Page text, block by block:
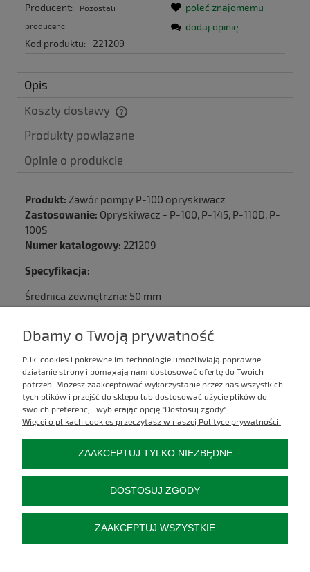
Producent:
Pozostali
producenci
Kod produktu: 221209
poleć znajomemu
dodaj opinię
Opis
Koszty dostawy
Cena nie zawiera ewentualnych kosztów płatności
Produkty powiązane
Produkt: Zawór pompy P-100 opryskiwacz
Zastosowanie: Opryskiwacz - P-100, P-145, P-110D, P-
100S
Numer katalogowy: 221209
Specyfikacja:
Średnica zewnętrzna: 50 mm
Wysokość: 40 mm
Kontakt
Informacje
Moje konto
Płatności i dostawa
Pozostałe
O firmie
Dbamy o Twoją prywatność
Pliki cookies i pokrewne im technologie umożliwiają poprawne
działanie strony i pomagają nam dostosować ofertę do Twoich
potrzeb. Możesz zaakceptować wykorzystanie przez nas wszystkich
tych plików i przejść do sklepu lub dostosować użycie plików do
swoich preferencji, wybierając opcję "Dostosuj zgody".
Więcej o plikach cookies przeczytasz w naszej Polityce prywatności.
ZAAKCEPTUJ TYLKO NIEZBĘDNE
DOSTOSUJ ZGODY
ZAAKCEPTUJ WSZYSTKIE